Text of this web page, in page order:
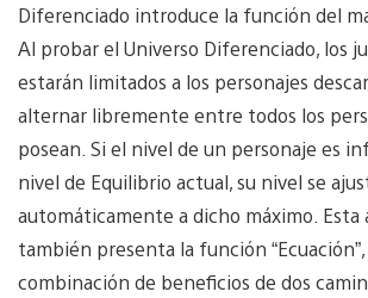
Diferenciado introduce la función del
Al probar el Universo Diferenciado, los
estarán limitados a los personajes
alternar libremente entre todos los
posean. Si el nivel de un personaje es
nivel de Equilibrio actual, su nivel se
automáticamente a dicho máximo. Esta
también presenta la función
combinación de beneficios de dos